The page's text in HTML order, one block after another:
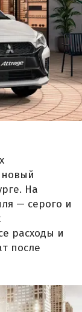
новый
На
— серого и
расходы и
после